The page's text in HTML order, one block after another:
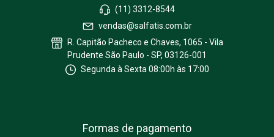
(11) 3312-8544
vendas@salfatis.com.br
R. Capitão Pacheco e Chaves, 1065 - Vila
Prudente São Paulo - SP, 03126-001
Segunda à Sexta 08:00h às 17:00
Formas de pagamento